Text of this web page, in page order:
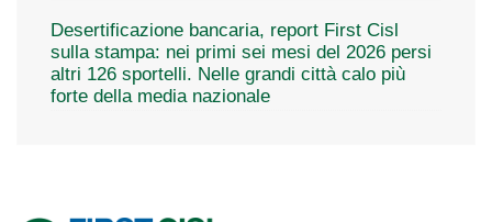
Desertificazione bancaria, report First Cisl
sulla stampa: nei primi sei mesi del 2026 persi
altri 126 sportelli. Nelle grandi città calo più
forte della media nazionale